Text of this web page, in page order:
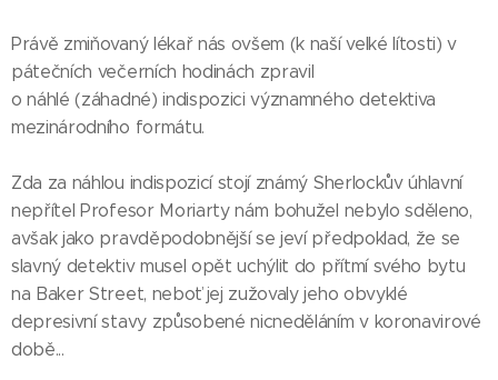
Právě zmiňovaný lékař nás ovšem (k naší velké lítosti) v
pátečních večerních hodinách zpravil
o náhlé (záhadné) indispozici významného detektiva
mezinárodního formátu.
Zda za náhlou indispozicí stojí známý Sherlockův úhlavní
nepřítel Profesor Moriarty nám bohužel nebylo sděleno,
avšak jako pravděpodobnější se jeví předpoklad, že se
slavný detektiv musel opět uchýlit do přítmí svého bytu
na Baker Street, neboť jej zužovaly jeho obvyklé
depresivní stavy způsobené nicneděláním v koronavirové
době...